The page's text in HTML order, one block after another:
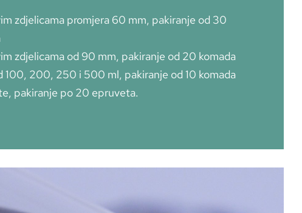
zdjelicama promjera 60 mm, pakiranje od 30
zdjelicama od 90 mm, pakiranje od 20 komada
100, 200, 250 i 500 ml, pakiranje od 10 komada
pakiranje po 20 epruveta.